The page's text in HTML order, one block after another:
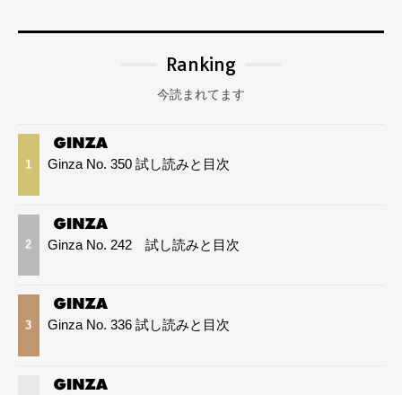
Ranking
今読まれてます
1 Ginza No. 350 試し読みと目次
2 Ginza No. 242 試し読みと目次
3 Ginza No. 336 試し読みと目次